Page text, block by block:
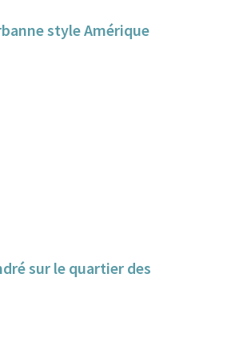
style Amérique
sur le quartier des